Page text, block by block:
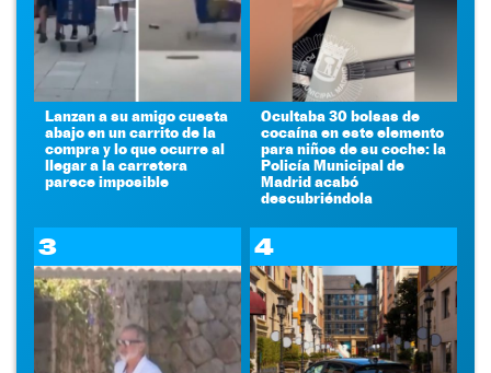
Lanzan a su amigo cuesta
abajo en un carrito de la
compra y lo que ocurre al
llegar a la carretera
parece imposible
Ocultaba 30 bolsas de
cocaína en este elemento
para niños de su coche: la
Policía Municipal de
Madrid acabó
descubriéndola
3 4